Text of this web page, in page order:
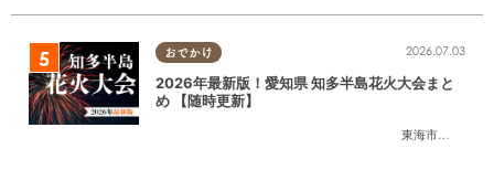
おでかけ
東海市
,大府市
2026.07.03
2026年最新版！愛知県 知多半島花火大会まと
め 【随時更新】